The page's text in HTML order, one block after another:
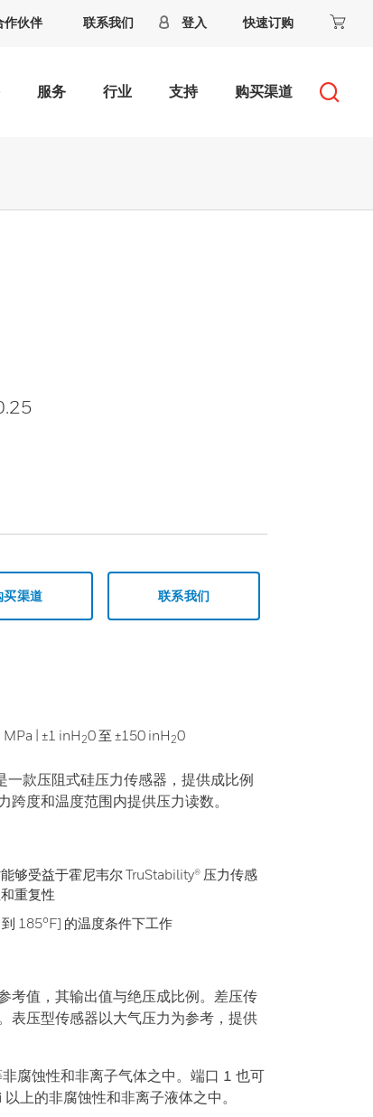
作伙伴 联系我们 登入 快速订购
服务 行业 支持 购买渠道
买渠道 联系我们
MPa | ±1 inH20 至 ±150 inH20
款压阻式硅压力传感器，提供成比例
度和温度范围内提供压力读数。
够受益于霍尼韦尔 TruStability® 压力传感
重复性
185°F] 的温度条件下工作
考值，其输出值与绝压成比例。差压传
表压型传感器以大气压力为参考，提供
腐蚀性和非离子气体之中。端口 1 也可
上的非腐蚀性和非离子液体之中。